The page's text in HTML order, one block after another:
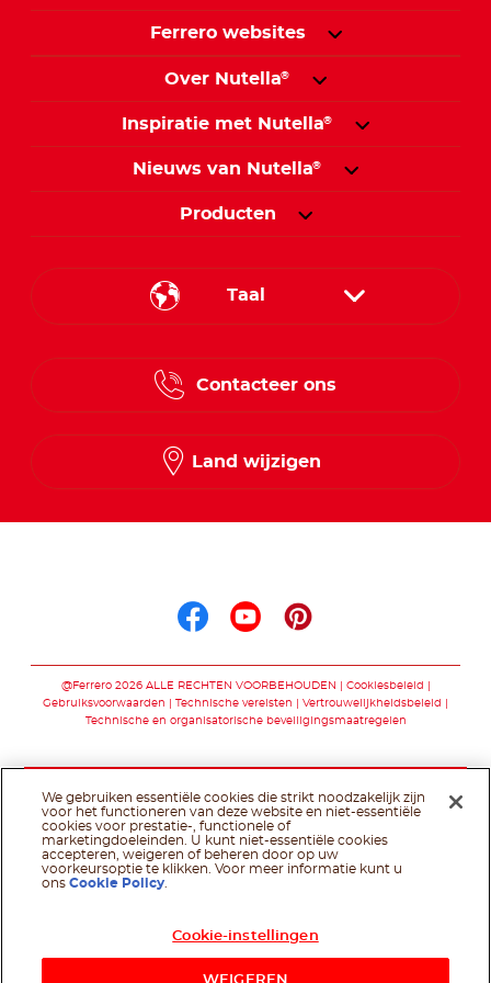
Ferrero websites
Over Nutella®
Inspiratie met Nutella®
Nieuws van Nutella®
Producten
Taal
Contacteer ons
Land wijzigen
@Ferrero 2026 ALLE RECHTEN VOORBEHOUDEN
Cookiesbeleid
Gebruiksvoorwaarden
Technische vereisten
Vertrouwelijkheidsbeleid
Technische en organisatorische beveiligingsmaatregelen
We gebruiken essentiële cookies die strikt noodzakelijk zijn
voor het functioneren van deze website en niet-essentiële
cookies voor prestatie-, functionele of
marketingdoeleinden. U kunt niet-essentiële cookies
accepteren, weigeren of beheren door op uw
voorkeursoptie te klikken. Voor meer informatie kunt u
ons Cookie Policy
Cookie-instellingen